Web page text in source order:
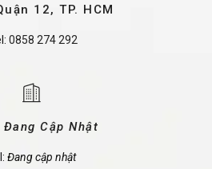
12, TP. HCM
0858 274 292
Đang Cập Nhật
Đang cập nhật